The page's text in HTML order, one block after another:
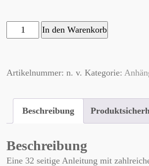
"Linda"
In den Warenkorb
Artikelnummer:n. v. Kategorie:
Beschreibung
Beschreibung
Eine 32 seitige Anleitung mit